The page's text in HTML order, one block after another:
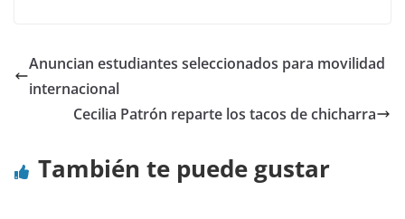
Anuncian estudiantes seleccionados para movilidad
internacional
Cecilia Patrón reparte los tacos de chicharra
También te puede gustar